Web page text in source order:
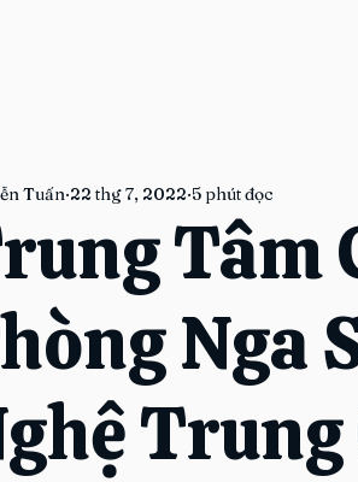
Tâm
Nga
Trung
Tuấn 22 thg 7, 2022 5 phút đọc